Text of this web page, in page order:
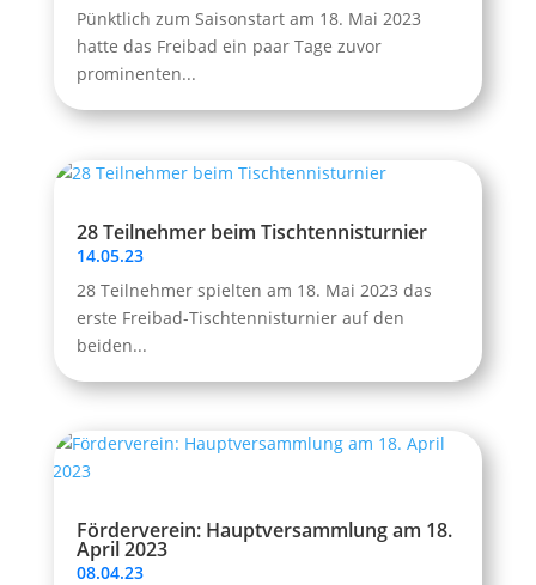
Pünktlich zum Saisonstart am 18. Mai 2023
hatte das Freibad ein paar Tage zuvor
prominenten...
28 Teilnehmer beim Tischtennisturnier
14.05.23
28 Teilnehmer spielten am 18. Mai 2023 das
erste Freibad-Tischtennisturnier auf den
beiden...
Förderverein: Hauptversammlung am 18.
April 2023
08.04.23